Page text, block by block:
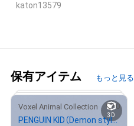
katon13579
保有アイテム もっと見る
3D
Voxel Animal Collection 0
PENGUIN KID（Demon style）